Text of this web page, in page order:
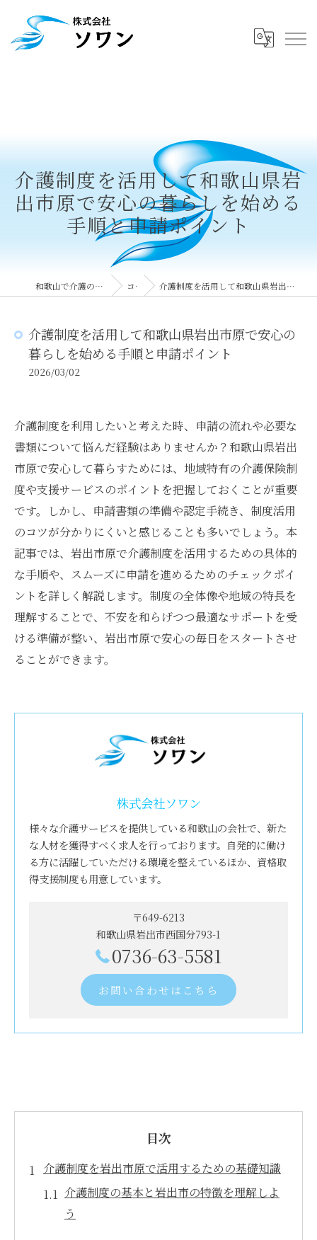
介護制度を活用して和歌山県岩
出市原で安心の暮らしを始める
手順と申請ポイント
和歌山で介護の求人なら株式会社ソワン コラム 介護制度を活用して和歌山県岩出市原で安心の暮らしを始める手順と申請ポイント
介護制度を活用して和歌山県岩出市原で安心の
暮らしを始める手順と申請ポイント
2026/03/02
介護制度を利用したいと考えた時、申請の流れや必要な
書類について悩んだ経験はありませんか？和歌山県岩出
市原で安心して暮らすためには、地域特有の介護保険制
度や支援サービスのポイントを把握しておくことが重要
です。しかし、申請書類の準備や認定手続き、制度活用
のコツが分かりにくいと感じることも多いでしょう。本
記事では、岩出市原で介護制度を活用するための具体的
な手順や、スムーズに申請を進めるためのチェックポイ
ントを詳しく解説します。制度の全体像や地域の特長を
理解することで、不安を和らげつつ最適なサポートを受
ける準備が整い、岩出市原で安心の毎日をスタートさせ
ることができます。
株式会社ソワン
様々な介護サービスを提供している和歌山の会社で、新た
な人材を獲得すべく求人を行っております。自発的に働け
る方に活躍していただける環境を整えているほか、資格取
得支援制度も用意しています。
〒649-6213
和歌山県岩出市西国分793-1
0736-63-5581
お問い合わせはこちら
目次
介護制度を岩出市原で活用するための基礎知識
介護制度の基本と岩出市の特徴を理解しよ
う